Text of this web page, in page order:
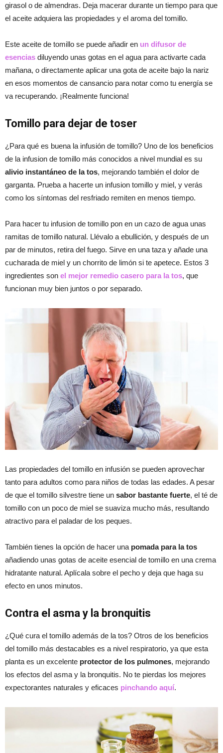
girasol o de almendras. Deja macerar durante un tiempo para que
el aceite adquiera las propiedades y el aroma del tomillo.
Este aceite de tomillo se puede añadir en un difusor de
esencias diluyendo unas gotas en el agua para activarte cada
mañana, o directamente aplicar una gota de aceite bajo la nariz
en esos momentos de cansancio para notar como tu energía se
va recuperando. ¡Realmente funciona!
Tomillo para dejar de toser
¿Para qué es buena la infusión de tomillo? Uno de los beneficios
de la infusion de tomillo más conocidos a nivel mundial es su
alivio instantáneo de la tos, mejorando también el dolor de
garganta. Prueba a hacerte un infusion tomillo y miel, y verás
como los síntomas del resfriado remiten en menos tiempo.
Para hacer tu infusion de tomillo pon en un cazo de agua unas
ramitas de tomillo natural. Llévalo a ebullición, y después de un
par de minutos, retira del fuego. Sirve en una taza y añade una
cucharada de miel y un chorrito de limón si te apetece. Estos 3
ingredientes son el mejor remedio casero para la tos, que
funcionan muy bien juntos o por separado.
Las propiedades del tomillo en infusión se pueden aprovechar
tanto para adultos como para niños de todas las edades. A pesar
de que el tomillo silvestre tiene un sabor bastante fuerte, el té de
tomillo con un poco de miel se suaviza mucho más, resultando
atractivo para el paladar de los peques.
También tienes la opción de hacer una pomada para la tos
añadiendo unas gotas de aceite esencial de tomillo en una crema
hidratante natural. Aplícala sobre el pecho y deja que haga su
efecto en unos minutos.
Contra el asma y la bronquitis
¿Qué cura el tomillo además de la tos? Otros de los beneficios
del tomillo más destacables es a nivel respiratorio, ya que esta
planta es un excelente protector de los pulmones, mejorando
los efectos del asma y la bronquitis. No te pierdas los mejores
expectorantes naturales y eficaces pinchando aquí.